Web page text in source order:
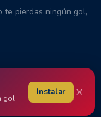
te pierdas ningún gol,
🇵🇾 en Paraguay
gol
Instalar ×